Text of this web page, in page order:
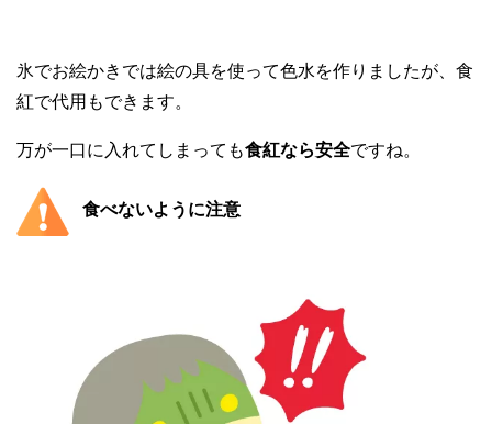
氷でお絵かきでは絵の具を使って色水を作りましたが、食
紅で代用もできます。
万が一口に入れてしまっても食紅なら安全ですね。
食べないように注意